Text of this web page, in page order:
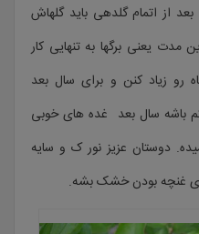
از اتمام گلدهی باید گلهاش
مدت یعنی برگها به تنهایی کار
رو زیاد کنن و برای سال بعد
باشه سال بعد غده های خوبی
دوستان عزیز نور ک و سایه
ی غنچه بودن خشک بشه.